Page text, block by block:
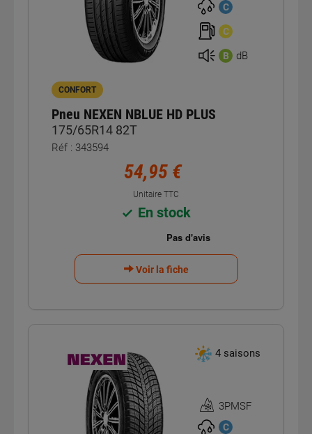
C
C
B dB
CONFORT
Pneu NEXEN NBLUE HD PLUS
175/65R14 82T
Réf : 343594
54,95 €
Unitaire TTC
En stock
Voir la fiche
4 saisons
Homologation
3PMSF
3PMSF
C